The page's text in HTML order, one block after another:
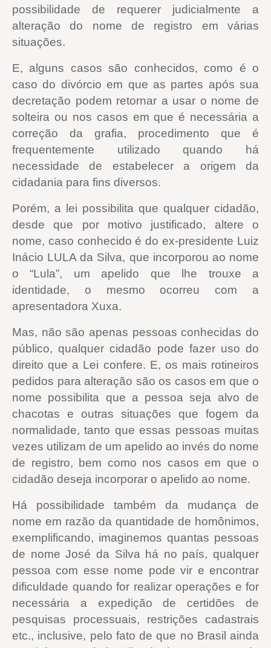
possibilidade de requerer judicialmente a
alteração do nome de registro em várias
situações.
E, alguns casos são conhecidos, como é o
caso do divórcio em que as partes após sua
decretação podem retornar a usar o nome de
solteira ou nos casos em que é necessária a
correção da grafia, procedimento que é
frequentemente utilizado quando há
necessidade de estabelecer a origem da
cidadania para fins diversos.
Porém, a lei possibilita que qualquer cidadão,
desde que por motivo justificado, altere o
nome, caso conhecido é do ex-presidente Luiz
Inácio LULA da Silva, que incorporou ao nome
o “Lula”, um apelido que lhe trouxe a
identidade, o mesmo ocorreu com a
apresentadora Xuxa.
Mas, não são apenas pessoas conhecidas do
público, qualquer cidadão pode fazer uso do
direito que a Lei confere. E, os mais rotineiros
pedidos para alteração são os casos em que o
nome possibilita que a pessoa seja alvo de
chacotas e outras situações que fogem da
normalidade, tanto que essas pessoas muitas
vezes utilizam de um apelido ao invés do nome
de registro, bem como nos casos em que o
cidadão deseja incorporar o apelido ao nome.
Há possibilidade também da mudança de
nome em razão da quantidade de homônimos,
exemplificando, imaginemos quantas pessoas
de nome José da Silva há no país, qualquer
pessoa com esse nome pode vir e encontrar
dificuldade quando for realizar operações e for
necessária a expedição de certidões de
pesquisas processuais, restrições cadastrais
etc., inclusive, pelo fato de que no Brasil ainda